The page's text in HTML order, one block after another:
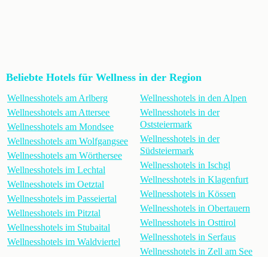
Beliebte Hotels für Wellness in der Region
Wellnesshotels am Arlberg
Wellnesshotels am Attersee
Wellnesshotels am Mondsee
Wellnesshotels am Wolfgangsee
Wellnesshotels am Wörthersee
Wellnesshotels im Lechtal
Wellnesshotels im Oetztal
Wellnesshotels im Passeiertal
Wellnesshotels im Pitztal
Wellnesshotels im Stubaital
Wellnesshotels im Waldviertel
Wellnesshotels in den Alpen
Wellnesshotels in der
Oststeiermark
Wellnesshotels in der
Südsteiermark
Wellnesshotels in Ischgl
Wellnesshotels in Klagenfurt
Wellnesshotels in Kössen
Wellnesshotels in Obertauern
Wellnesshotels in Osttirol
Wellnesshotels in Serfaus
Wellnesshotels in Zell am See